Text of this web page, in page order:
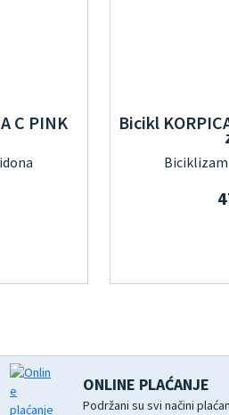
C PINK Bicikl
ONLINE PLAĆANJE
Podržani su svi načini